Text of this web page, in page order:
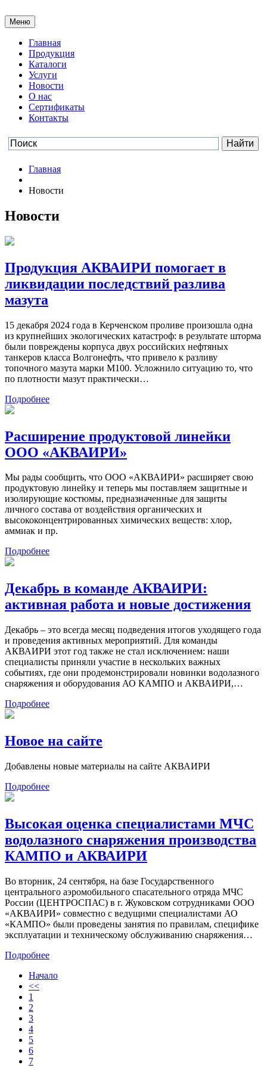
Меню
Главная
Продукция
Каталоги
Услуги
Новости
О нас
Сертификаты
Контакты
Главная
Новости
Новости
Продукция АКВАИРИ помогает в
ликвидации последствий разлива
мазута
15 декабря 2024 года в Керченском проливе произошла одна
из крупнейших экологических катастроф: в результате шторма
были повреждены корпуса двух российских нефтяных
танкеров класса Волгонефть, что привело к разливу
топочного мазута марки М100. Усложнило ситуацию то, что
по плотности мазут практически…
Подробнее
Расширение продуктовой линейки
ООО «АКВАИРИ»
Мы рады сообщить, что ООО «АКВАИРИ» расширяет свою
продуктовую линейку и теперь мы поставляем защитные и
изолирующие костюмы, предназначенные для защиты
личного состава от воздействия органических и
высококонцентрированных химических веществ: хлор,
аммиак и пр.
Подробнее
Декабрь в команде АКВАИРИ:
активная работа и новые достижения
Декабрь – это всегда месяц подведения итогов уходящего года
и проведения активных мероприятий. Для команды
АКВАИРИ этот год также не стал исключением: наши
специалисты приняли участие в нескольких важных
событиях, где они продемонстрировали новинки водолазного
снаряжения и оборудования АО КАМПО и АКВАИРИ,…
Подробнее
Новое на сайте
Добавлены новые материалы на сайте АКВАИРИ
Подробнее
Высокая оценка специалистами МЧС
водолазного снаряжения производства
КАМПО и АКВАИРИ
Во вторник, 24 сентября, на базе Государственного
центрального аэромобильного спасательного отряда МЧС
России (ЦЕНТРОСПАС) в г. Жуковском сотрудниками ООО
«АКВАИРИ» совместно с ведущими специалистами АО
«КАМПО» были проведены занятия по правилам, специфике
эксплуатации и техническому обслуживанию снаряжения…
Подробнее
Начало
<<
1
2
3
4
5
6
7